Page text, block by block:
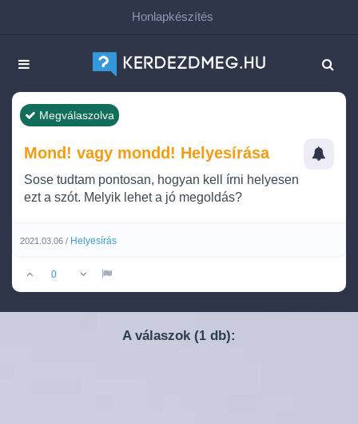
Honlapkészítés
Megválaszolva
Mond! vagy mondd! Helyesírása
Sose tudtam pontosan, hogyan kell írni helyesen
ezt a szót. Melyik lehet a jó megoldás?
2021.03.06 / Helyesírás
0
A válaszok (1 db):